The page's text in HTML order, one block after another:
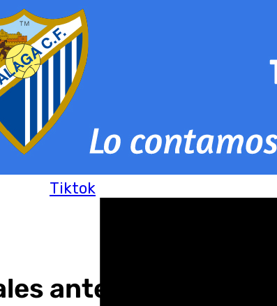
Tiktok
ante la oleada